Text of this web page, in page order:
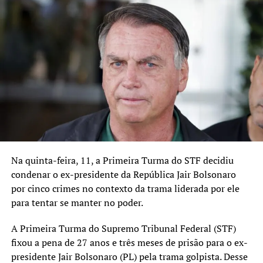
Presidente
Delegado Ranolfo Vieira Junior
Secretário de Segurança Pública de Canoas
Vice-presidente
André da Silva Brito
Secretário para Assuntos da Segurança Pública de
1º Secretário
Roberto Damasceno Rodrigues
2º Secretário
Aldo Bruno Ferreira
Secretário de Segurança Pública de Pelotas
1º Tesoureiro
Secretário de Segurança e Mobilidade de Cachoeirinha
2º Tesoureiro
Na quinta-feira, 11, a Primeira Turma do STF decidiu
condenar o ex-presidente da República Jair Bolsonaro
por cinco crimes no contexto da trama liderada por ele
para tentar se manter no poder.
A Primeira Turma do Supremo Tribunal Federal (STF)
fixou a pena de 27 anos e três meses de prisão para o ex-
presidente Jair Bolsonaro (PL) pela trama golpista. Desse